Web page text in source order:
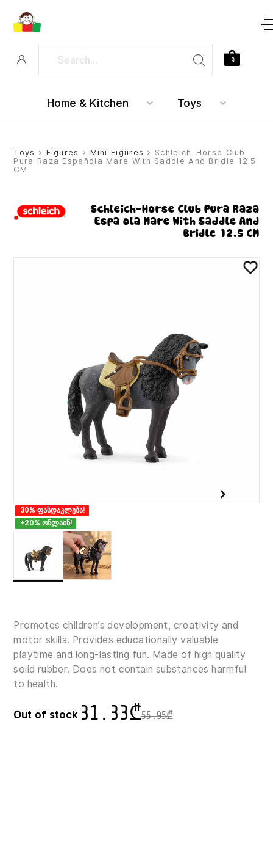
Home & Kitchen Toys
0
Toys > Figures > Mini Figures > Schleich-Horse Club
Pura Raza Española Mare With Saddle And Bridle 12.5
CM
Schleich-Horse Club Pura Raza
Española Mare With Saddle And
Bridle 12.5 CM
30% ფასდაკლება!
+20% ონლაინ!
Promotes children’s development, creativity and
motor skills. Provides educationally valuable
playtime and long-lasting fun. Made of high quality
solid rubber. Does not contain substances harmful
to health.
55.95₾
31.33₾
Out of stock